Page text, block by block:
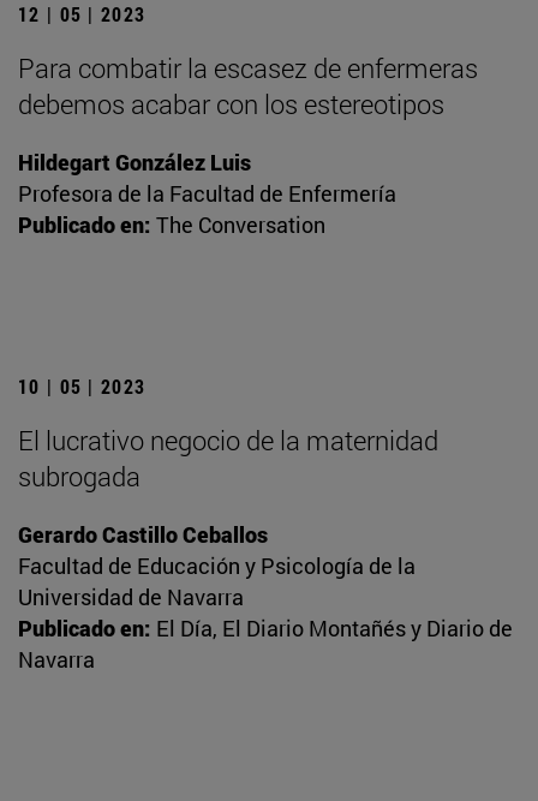
12 | 05 | 2023
Para combatir la escasez de enfermeras
debemos acabar con los estereotipos
Hildegart González Luis
Profesora de la Facultad de Enfermería
Publicado en: The Conversation
10 | 05 | 2023
El lucrativo negocio de la maternidad
subrogada
Gerardo Castillo Ceballos
Facultad de Educación y Psicología de la
Universidad de Navarra
Publicado en: El Día, El Diario Montañés y Diario de
Navarra